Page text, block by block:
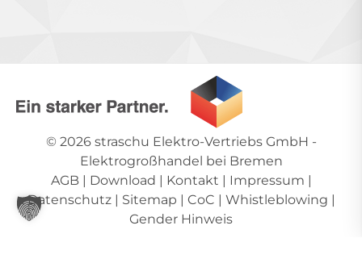
© 2026 straschu Elektro-Vertriebs GmbH -
Elektrogroßhandel bei Bremen
AGB | Download | Kontakt | Impressum |
Datenschutz| Sitemap | CoC | Whistleblowing |
Gender Hinweis